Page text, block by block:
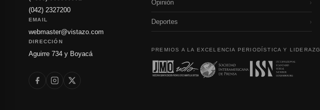
(042) 2327200
EMAIL
webmaster@vistazo.com
DIRECCIÓN
Aguirre 734 y Boyacá
Opinión ›
Deportes ›
PREMIOS A LA EXCELENCIA PERIODÍSTICA Y